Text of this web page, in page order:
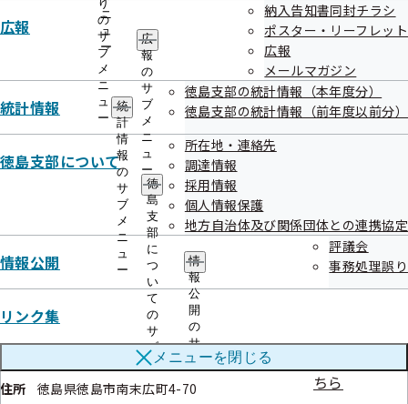
ニ
ュ
ー
り
の
サ
ブ
メ
ニ
ュ
ー
広報
広
報
の
サ
ブ
メ
ニ
ュ
ー
納入告知書同封チラシ
ポスター・リーフレット
広報
メールマガジン
統計情報
統
計
情
報
の
サ
ブ
メ
ニ
ュ
ー
徳島支部の統計情報（本年度分）
徳島支部の統計情報（前年度以前分）
徳島支部について
徳
島
支
部
に
つ
い
て
の
サ
ブ
メ
ニ
ュ
所在地・連絡先
調達情報
採用情報
個人情報保護
地方自治体及び関係団体との連携協定
情報公開
情
報
公
開
の
サ
ブ
メ
ニ
評議会
事務処理誤り
リンク集
メニューを閉じる
医療法人三成会 水の都記念病院
徳島県徳島市北島田町1丁目46番11
088-632-9299
健診項目はこ
ちら
徳島市
医療法人明和会 たまき青空病院
徳島県徳島市国府町早淵字北カシヤ56-1
088-542-5050
社会医療法人川島会 川島病院
徳島県徳島市北佐古一番町6-1
電話番号
088-631-0110
健診項目はこ
ちら
徳島市
木下病院
住所
徳島県徳島市南末広町4-70
ちら